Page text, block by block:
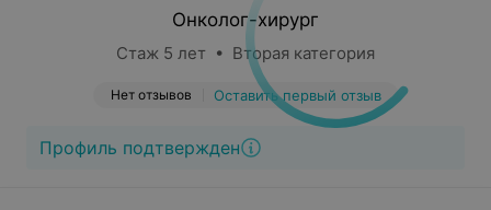
Онколог-хирург
Стаж 5 лет • Вторая категория
Нет отзывов Оставить первый отзыв
Профиль подтвержден